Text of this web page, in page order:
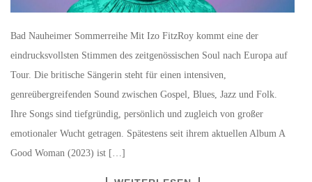
Bad Nauheimer Sommerreihe Mit Izo FitzRoy kommt eine der
eindrucksvollsten Stimmen des zeitgenössischen Soul nach Europa auf
Tour. Die britische Sängerin steht für einen intensiven,
genreübergreifenden Sound zwischen Gospel, Blues, Jazz und Folk.
Ihre Songs sind tiefgründig, persönlich und zugleich von großer
emotionaler Wucht getragen. Spätestens seit ihrem aktuellen Album A
Good Woman (2023) ist […]